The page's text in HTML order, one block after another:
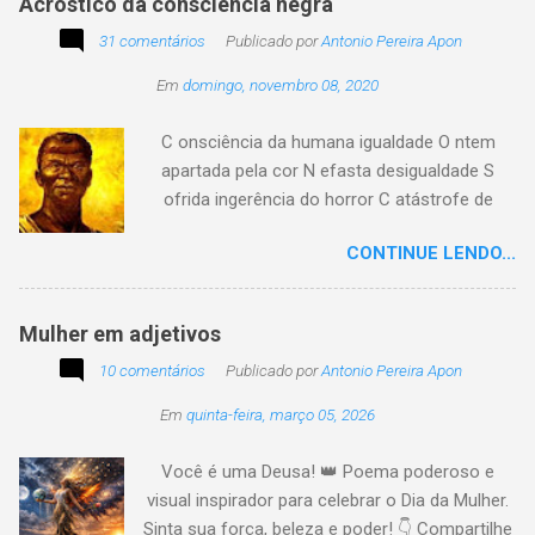
apenas passe alheio a tudo, tem quem aprenda
com o passar... Eu tenho aprendido:
31 comentários Publicado porAntonio Pereira Apon
Em domingo, novembro 08, 2020
C onsciência da humana igualdade O ntem
apartada pela cor N efasta desigualdade S
ofrida ingerência do horror C atástrofe de
tempo o preito N egritude sempre linda C ultura
multicolor I rmanados na cidadania A gentes
CONTINUE LENDO...
Mulher em adjetivos
10 comentários Publicado porAntonio Pereira Apon
Em quinta-feira, março 05, 2026
Você é uma Deusa! 👑 Poema poderoso e
visual inspirador para celebrar o Dia da Mulher.
Sinta sua força, beleza e poder! 👇 Compartilhe